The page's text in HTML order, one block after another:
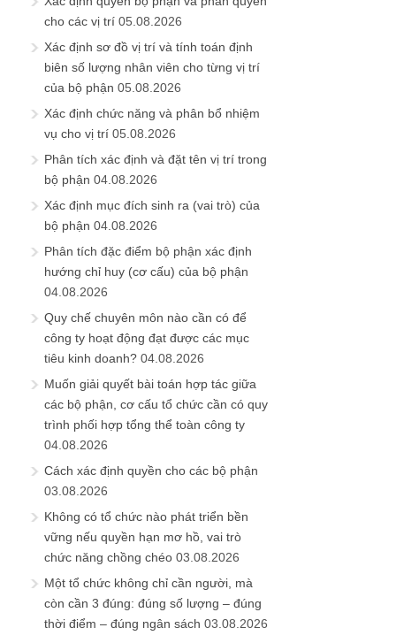
cho các vị trí 05.08.2026
Xác định sơ đồ vị trí và tính toán định
biên số lượng nhân viên cho từng vị trí
của bộ phận 05.08.2026
Xác định chức năng và phân bổ nhiệm
vụ cho vị trí 05.08.2026
Phân tích xác định và đặt tên vị trí trong
bộ phận 04.08.2026
Xác định mục đích sinh ra (vai trò) của
bộ phận 04.08.2026
Phân tích đặc điểm bộ phận xác định
hướng chỉ huy (cơ cấu) của bộ phận
04.08.2026
Quy chế chuyên môn nào cần có để
công ty hoạt động đạt được các mục
tiêu kinh doanh? 04.08.2026
Muốn giải quyết bài toán hợp tác giữa
các bộ phận, cơ cấu tổ chức cần có quy
trình phối hợp tổng thể toàn công ty
04.08.2026
Cách xác định quyền cho các bộ phận
03.08.2026
Không có tổ chức nào phát triển bền
vững nếu quyền hạn mơ hồ, vai trò
chức năng chồng chéo 03.08.2026
Một tổ chức không chỉ cần người, mà
còn cần 3 đúng: đúng số lượng – đúng
thời điểm – đúng ngân sách 03.08.2026